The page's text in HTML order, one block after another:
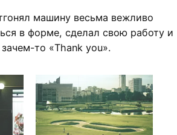
машину весьма вежливо
в форме, сделал свою работу и
то «Thank you».